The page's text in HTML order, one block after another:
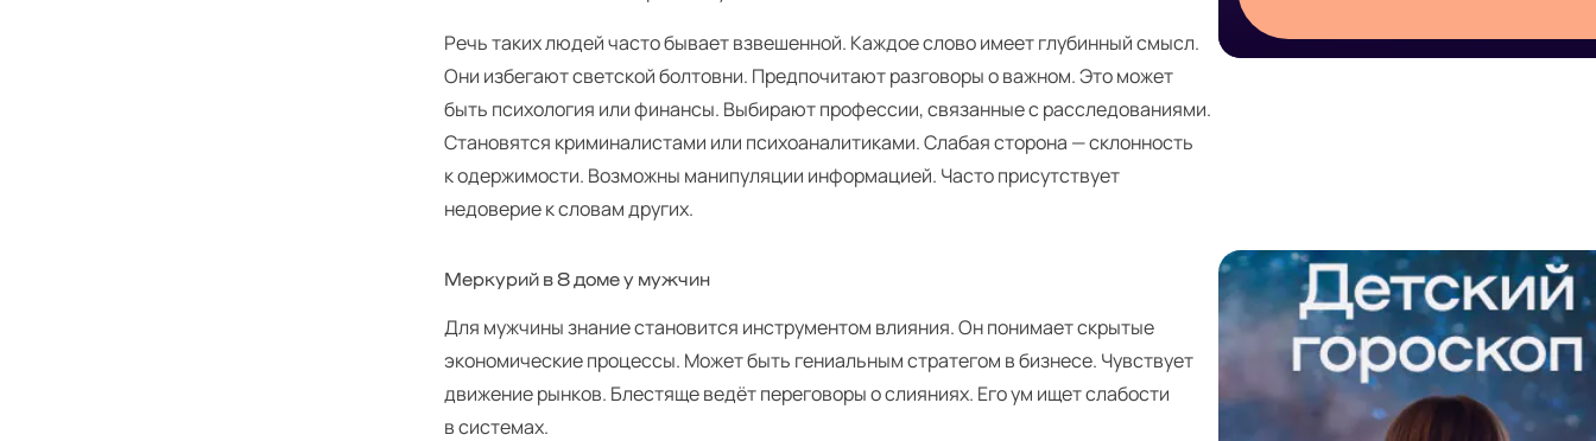
Речь таких людей часто бывает взвешенной. Каждое слово имеет глубинный смысл.
Они избегают светской болтовни. Предпочитают разговоры о важном. Это может
быть психология или финансы. Выбирают профессии, связанные с расследованиями.
Становятся криминалистами или психоаналитиками. Слабая сторона — склонность
к одержимости. Возможны манипуляции информацией. Часто присутствует
недоверие к словам других.
Меркурий в 8 доме у мужчин
Для мужчины знание становится инструментом влияния. Он понимает скрытые
экономические процессы. Может быть гениальным стратегом в бизнесе. Чувствует
движение рынков. Блестяще ведёт переговоры о слияниях. Его ум ищет слабости
в системах.